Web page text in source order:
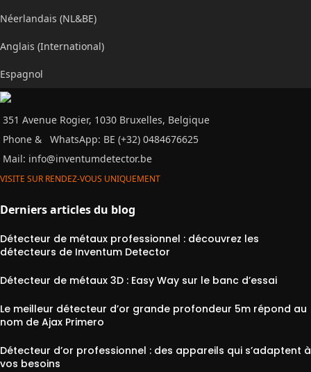
Néerlandais (NL&BE)
Anglais (International)
Espagnol
351 Avenue Rogier, 1030 Bruxelles, Belgique
Phone &
WhatsApp: BE (+32) 0484676625
Mail: info@inventumdetector.be
VISITE SUR RENDEZ-VOUS UNIQUEMENT
Derniers articles du blog
Détecteur de métaux professionnel : découvrez les
détecteurs de Inventum Detector
Détecteur de métaux 3D : Easy Way sur le banc d’essai
Le meilleur détecteur d’or grande profondeur 5m répond au
nom de Ajax Primero
Détecteur d’or professionnel : des appareils qui s’adaptent à
vos besoins